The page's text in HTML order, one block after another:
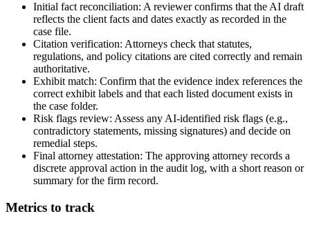
Initial fact reconciliation: A reviewer confirms that the AI draft
reflects the client facts and dates exactly as recorded in the
case file.
Citation verification: Attorneys check that statutes,
regulations, and policy citations are cited correctly and remain
authoritative.
Exhibit match: Confirm that the evidence index references the
correct exhibit labels and that each listed document exists in
the case folder.
Risk flags review: Assess any AI-identified risk flags (e.g.,
contradictory statements, missing signatures) and decide on
remedial steps.
Final attorney attestation: The approving attorney records a
discrete approval action in the audit log, with a short reason or
summary for the firm record.
Metrics to track